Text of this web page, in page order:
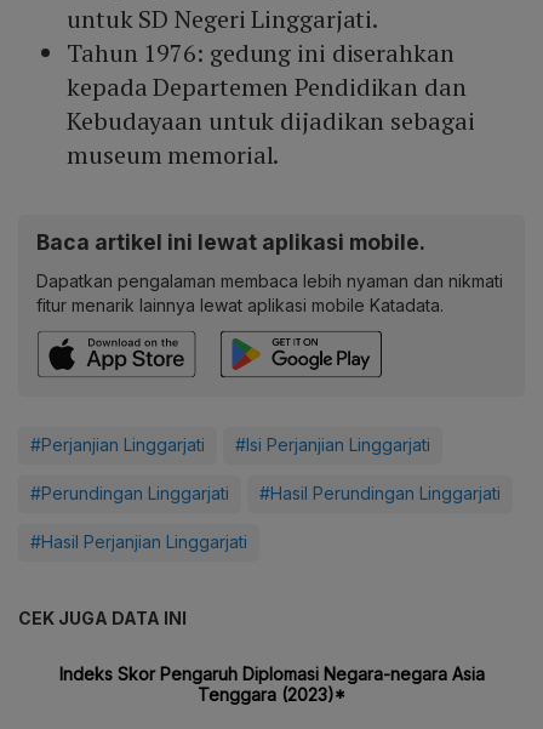
untuk SD Negeri Linggarjati.
Tahun 1976: gedung ini diserahkan
kepada Departemen Pendidikan dan
Kebudayaan untuk dijadikan sebagai
museum memorial.
Baca artikel ini lewat aplikasi mobile.
Dapatkan pengalaman membaca lebih nyaman dan nikmati
fitur menarik lainnya lewat aplikasi mobile Katadata.
#Perjanjian Linggarjati #Isi Perjanjian Linggarjati
#Perundingan Linggarjati #Hasil Perundingan Linggarjati
#Hasil Perjanjian Linggarjati
CEK JUGA DATA INI